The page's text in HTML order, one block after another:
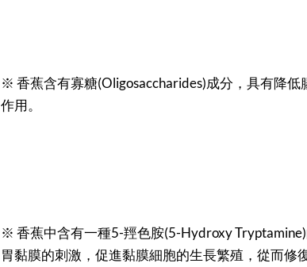
※ 香蕉含有寡糖(Oligosaccharides)成分，具有降
作用。
※ 香蕉中含有一種5-羥色胺(5-Hydroxy
胃黏膜的刺激，促進黏膜細胞的生長繁殖，從而修